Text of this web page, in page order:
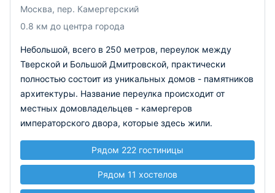
Москва, пер. Камергерский
0.8 км до центра города
Небольшой, всего в 250 метров, переулок между
Тверской и Большой Дмитровской, практически
полностью состоит из уникальных домов - памятников
архитектуры. Название переулка происходит от
местных домовладельцев - камергеров
императорского двора, которые здесь жили.
Рядом 222 гостиницы
Рядом 11 хостелов